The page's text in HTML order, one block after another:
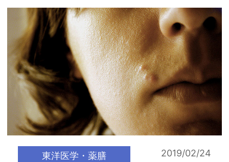
東洋医学・薬膳 2019/02/24